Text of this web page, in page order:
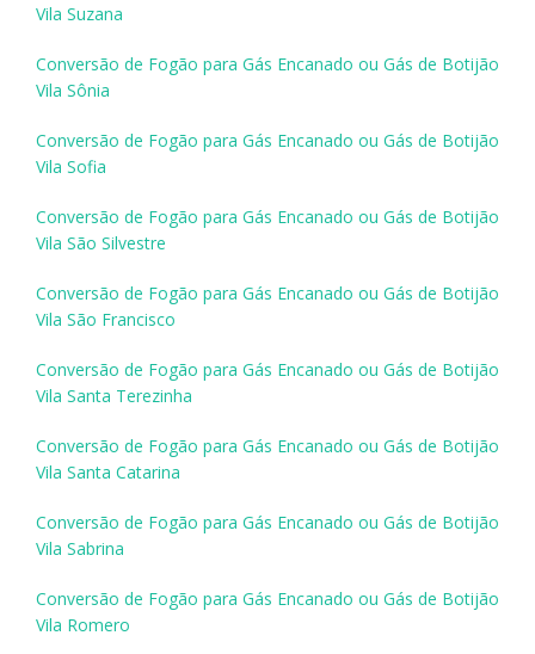
Vila Suzana
Conversão de Fogão para Gás Encanado ou Gás de Botijão
Vila Sônia
Conversão de Fogão para Gás Encanado ou Gás de Botijão
Vila Sofia
Conversão de Fogão para Gás Encanado ou Gás de Botijão
Vila São Silvestre
Conversão de Fogão para Gás Encanado ou Gás de Botijão
Vila São Francisco
Conversão de Fogão para Gás Encanado ou Gás de Botijão
Vila Santa Terezinha
Conversão de Fogão para Gás Encanado ou Gás de Botijão
Vila Santa Catarina
Conversão de Fogão para Gás Encanado ou Gás de Botijão
Vila Sabrina
Conversão de Fogão para Gás Encanado ou Gás de Botijão
Vila Romero